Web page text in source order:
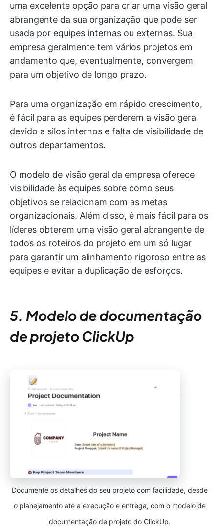
uma excelente opção para criar uma visão geral
abrangente da sua organização que pode ser
usada por equipes internas ou externas. Sua
empresa geralmente tem vários projetos em
andamento que, eventualmente, convergem
para um objetivo de longo prazo.
Para uma organização em rápido crescimento,
é fácil para as equipes perderem a visão geral
devido a silos internos e falta de visibilidade de
outros departamentos.
O modelo de visão geral da empresa oferece
visibilidade às equipes sobre como seus
objetivos se relacionam com as metas
organizacionais. Além disso, é mais fácil para os
líderes obterem uma visão geral abrangente de
todos os roteiros do projeto em um só lugar
para garantir um alinhamento rigoroso entre as
equipes e evitar a duplicação de esforços.
5. Modelo de documentação
de projeto ClickUp
Documente os detalhes do seu projeto com facilidade, desde
o planejamento até a execução e entrega, com o modelo de
documentação de projeto do ClickUp.